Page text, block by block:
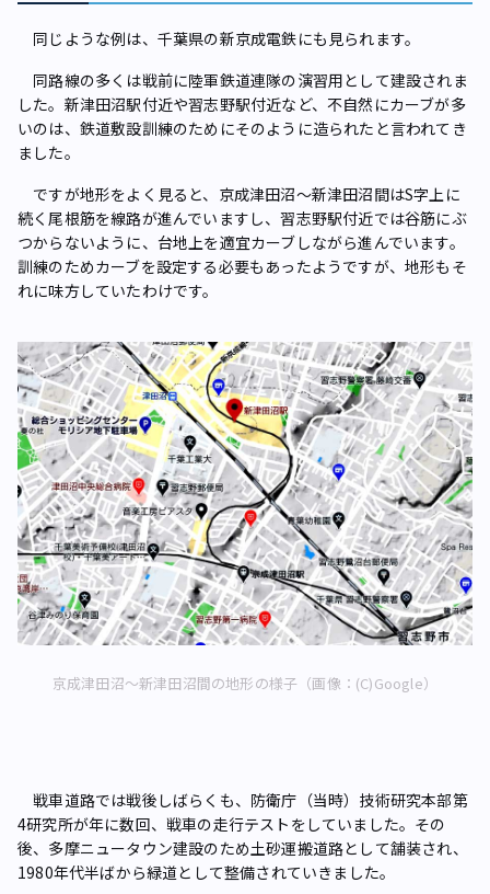
同じような例は、千葉県の新京成電鉄にも見られます。
同路線の多くは戦前に陸軍鉄道連隊の演習用として建設されま
した。新津田沼駅付近や習志野駅付近など、不自然にカーブが多
いのは、鉄道敷設訓練のためにそのように造られたと言われてき
ました。
ですが地形をよく見ると、京成津田沼～新津田沼間はS字上に
続く尾根筋を線路が進んでいますし、習志野駅付近では谷筋にぶ
つからないように、台地上を適宜カーブしながら進んでいます。
訓練のためカーブを設定する必要もあったようですが、地形もそ
れに味方していたわけです。
京成津田沼～新津田沼間の地形の様子（画像：(C)Google）
戦車道路では戦後しばらくも、防衛庁（当時）技術研究本部第
4研究所が年に数回、戦車の走行テストをしていました。その
後、多摩ニュータウン建設のため土砂運搬道路として舗装され、
1980年代半ばから緑道として整備されていきました。